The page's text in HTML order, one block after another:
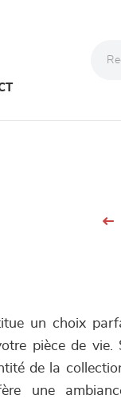
un choix
pièce de
de la
une